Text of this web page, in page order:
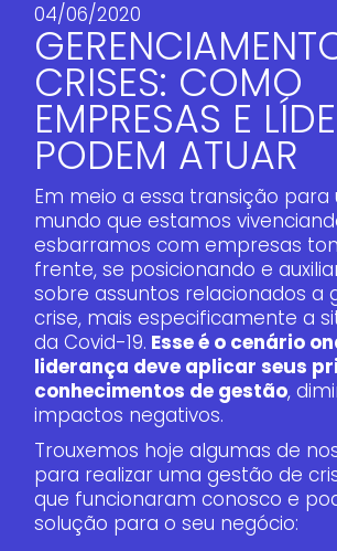
04/06/2020
CRISES: COMO
EMPRESAS E
PODEM ATUAR
Em meio a essa transição para
mundo que estamos
esbarramos com empresas
frente, se posicionando e
sobre assuntos relacionados a
crise, mais especificamente a
da Covid-19. Esse é o cenário
liderança deve aplicar seus
conhecimentos de gestão,
impactos negativos.
Trouxemos hoje algumas de
para realizar uma gestão de
que funcionaram conosco e
solução para o seu negócio: